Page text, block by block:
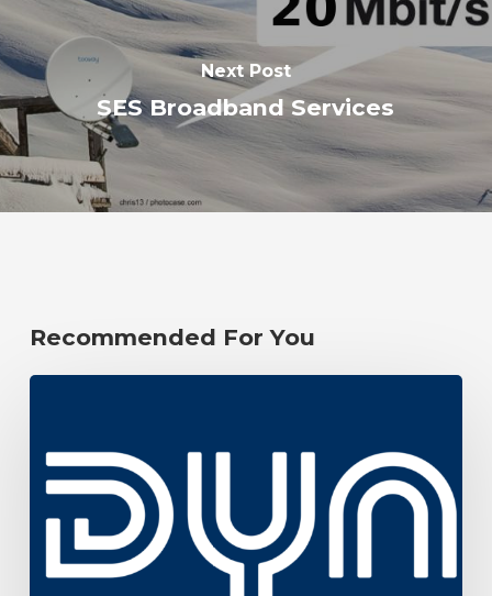
Next Post
SES Broadband Services
Recommended For You